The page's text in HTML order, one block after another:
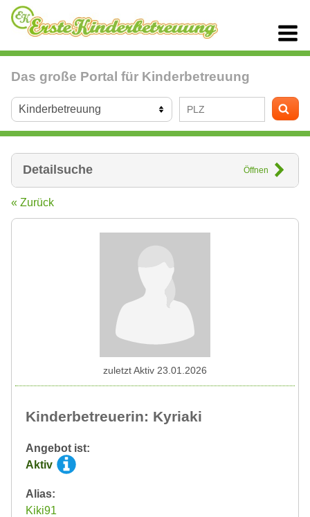
Das große Portal für Kinderbetreuung
Detailsuche Öffnen
« Zurück
Kinderbetreuerin: Kyriaki
Angebot ist:
Aktiv
Alias:
Kiki91
zuletzt Aktiv 23.01.2026